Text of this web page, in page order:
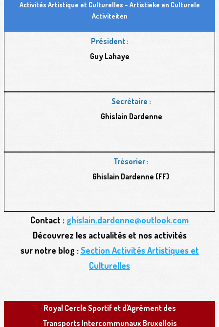
Activités Artistique et Culturelles - Artistieke en Culturele
Activiteiten
Président :
Guy Lahaye
Secrétaire :
Ghislain Dardenne
Trésorier :
Ghislain Dardenne (FF)
Contact : ghislain.dardenne@outlook.com
Découvrez les actualités et nos activités
sur notre blog : Section Activités Artistiques et
Culturelles
Royal Cercle Sportif et d'Agrément des
Transports Intercommunaux Bruxellois